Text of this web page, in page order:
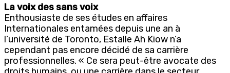
La voix des sans voix
Enthousiaste de ses études en affaires
Internationales entamées depuis une an à
l’université de Toronto, Estalle Ah Kiow n’a
cependant pas encore décidé de sa carrière
professionnelles. « Ce sera peut-être avocate des